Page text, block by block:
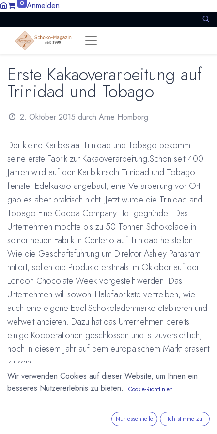
0 Anmelden
Erste Kakaoverarbeitung auf
Trinidad und Tobago
2. Oktober 2015 durch Arne Homborg
Der kleine Karibkstaat Trinidad und Tobago bekommt
seine erste Fabrik zur Kakaoverarbeitung.Schon seit 400
Jahren wird auf den Karibikinseln Trinidad und Tobago
feinster Edelkakao angebaut, eine Verarbeitung vor Ort
gab es aber praktisch nicht. Jetzt wurde die Trinidad and
Tobago Fine Cocoa Company Ltd. gegründet. Das
Unternehmen möchte bis zu 50 Tonnen Schokolade in
seiner neuen Fabrik in Centeno auf Trinidad herstellen.
Wie die Geschäftsführung um Direktor Ashley Parasram
mitteilt, sollen die Produkte erstmals im Oktober auf der
London Chocolate Week vorgestellt werden. Das
Unternehmen will sowohl Halbfabrikate vertreiben, wie
auch eine eigene Edel-Schokoladenmarke etablieren und
weltweit anbieten. Dazu hat das Unternehmen bereits
einige Kooperationen geschlossen und ist zuversichtlich,
noch in diesem Jahr auf dem europäischem Markt präsent
zu sein.
Weitere Informationen unter:http://www.ttchocolate.com
Trinidad and Tobago Fine Cocoa Company Ltd.
Wir verwenden Cookies auf dieser Website, um Ihnen ein
besseres Nutzererlebnis zu bieten.
Cookie-Richtlinien
Nur essentielle Ich stimme zu